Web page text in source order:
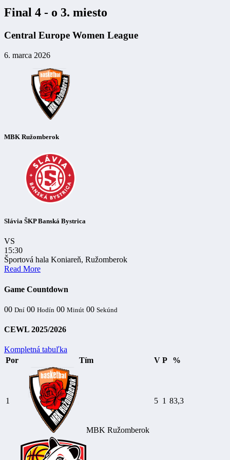
Final 4 - o 3. miesto
Central Europe Women League
6. marca 2026
MBK Ružomberok
Slávia ŠKP Banská Bystrica
VS
15:30
Športová hala Koniareň, Ružomberok
Read More
Game Countdown
00 Dní 00 Hodín 00 Minút 00 Sekúnd
CEWL 2025/2026
Kompletná tabuľka
Por
Tím V P %
1
MBK Ružomberok
5 1 83,3